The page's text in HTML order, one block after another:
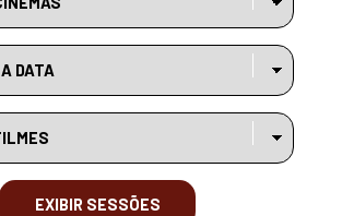
EXIBIR SESSÕES